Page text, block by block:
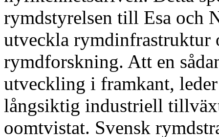
rymdstyrelsen till Esa och
utveckla rymdinfrastruktur
rymdforskning. Att en
utveckling i framkant,
långsiktig industriell
oomtvistat. Svensk